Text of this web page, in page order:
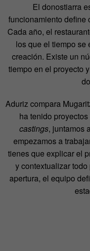
El donostiarra
funcionamiento define
Cada año, el
los que el tiempo se
creación. Existe un
tiempo en el proyecto
Aduriz compara
ha tenido
castings, juntamos
empezamos a
tienes que explicar el
y contextualizar
apertura, el equipo